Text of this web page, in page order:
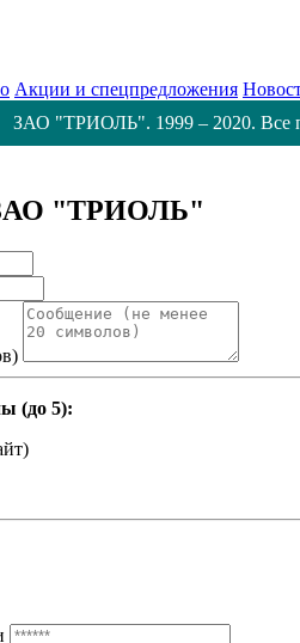
Акции и спецпредложения
ЗАО "ТРИОЛЬ". 1999 – 2020. Все
ЗАО "ТРИОЛЬ"
(до 5):